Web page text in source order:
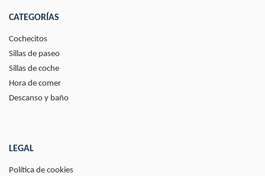
CATEGORÍAS
Cochecitos
Sillas de paseo
Sillas de coche
Hora de comer
Descanso y baño
LEGAL
Política de cookies